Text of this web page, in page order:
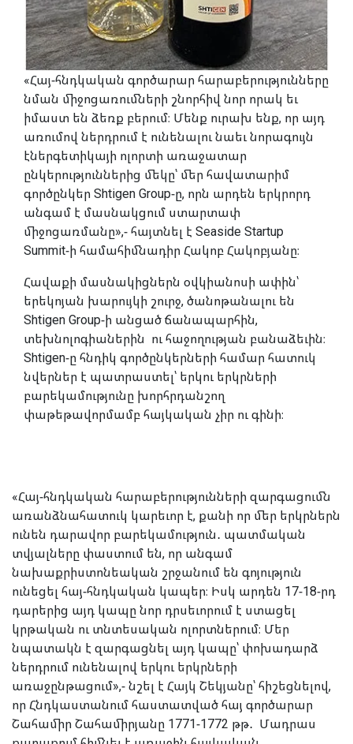
«Հայ-հնդկական գործարար հարաբերությունները
նման միջոցառումների շնորհիվ նոր որակ եւ
իմաստ են ձեռք բերում։ Մենք ուրախ ենք, որ այդ
առումով ներդրում է ունենալու նաեւ նորագույն
էներգետիկայի ոլորտի առաջատար
ընկերություններից մեկը՝ մեր հավատարիմ
գործընկեր Shtigen Group-ը, որն արդեն երկրորդ
անգամ է մասնակցում ստարտափ
միջոցառմանը»,- հայտնել է Seaside Startup
Summit-ի համահիմնադիր Հակոբ Հակոբյանը։
Հավաքի մասնակիցներն օվկիանոսի ափին՝
երեկոյան խարույկի շուրջ, ծանոթանալու են
Shtigen Group-ի անցած ճանապարհին,
տեխնոլոգիաներին ու հաջողության բանաձեւին։
Shtigen-ը հնդիկ գործընկերների համար հատուկ
նվերներ է պատրաստել՝ երկու երկրների
բարեկամությունը խորհրդանշող
փաթեթավորմամբ հայկական չիր ու գինի։
«Հայ-հնդկական հարաբերությունների զարգացումն
առանձնահատուկ կարեւոր է, քանի որ մեր երկրներն
ունեն դարավոր բարեկամություն․ պատմական
տվյալները փաստում են, որ անգամ
նախաքրիստոնեական շրջանում են գոյություն
ունեցել հայ-հնդկական կապեր։ Իսկ արդեն 17-18-րդ
դարերից այդ կապը նոր դրսեւորում է ստացել
կրթական ու տնտեսական ոլորտներում։ Մեր
նպատակն է զարգացնել այդ կապը՝ փոխադարձ
ներդրում ունենալով երկու երկրների
առաջընթացում»,- նշել է Հայկ Շեկյանը՝ հիշեցնելով,
որ Հնդկաստանում հաստատված հայ գործարար
Շահամիր Շահամիրյանը 1771-1772 թթ․ Մադրաս